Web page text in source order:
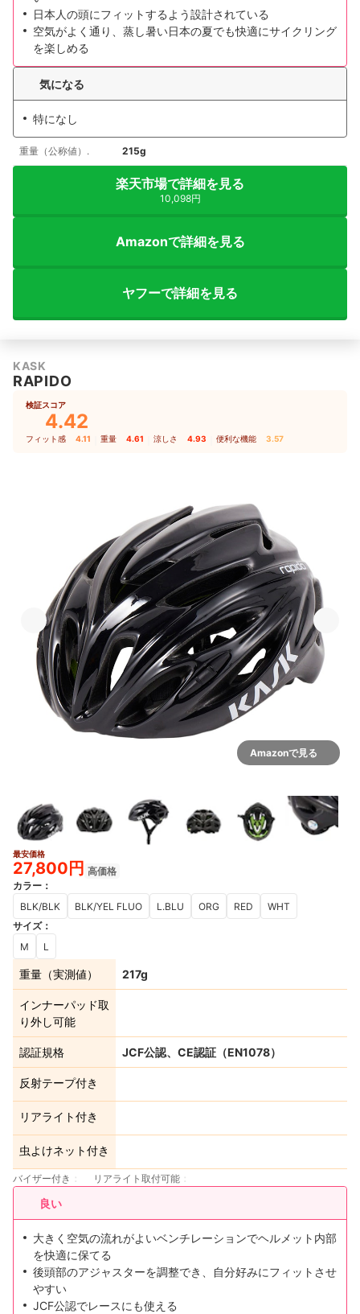
日本人の頭にフィットするよう設計されている
空気がよく通り、蒸し暑い日本の夏でも快適にサイクリング
を楽しめる
気になる
特になし
重量（公称値）. 215g
楽天市場で詳細を見る
10,098円
Amazonで詳細を見る
ヤフーで詳細を見る
KASK
RAPIDO
検証スコア
4.42
フィット感 4.11 重量 4.61 涼しさ 4.93 便利な機能 3.57
Amazonで見る
最安価格
27,800円 高価格
カラー ：
BLK/BLK
BLK/YEL FLUO L.BLU ORG RED
WHT
サイズ：
M
L
重量（実測値） 217g
インナーパッド取
り外し可能
認証規格 JCF公認、CE認証（EN1078）
反射テープ付き
リアライト付き
虫よけネット付き
バイザー付き リアライト取付可能
良い
大きく空気の流れがよいベンチレーションでヘルメット内部
を快適に保てる
後頭部のアジャスターを調整でき、自分好みにフィットさせ
やすい
JCF公認でレースにも使える